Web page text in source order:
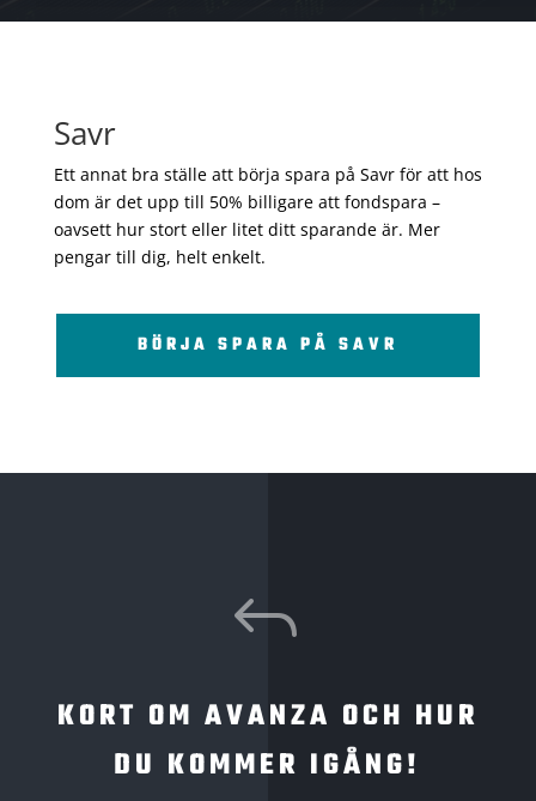
Savr
Ett annat bra ställe att börja spara på Savr för att hos
dom är det upp till 50% billigare att fondspara –
oavsett hur stort eller litet ditt sparande är. Mer
pengar till dig, helt enkelt.
BÖRJA SPARA PÅ SAVR
J
KORT OM AVANZA OCH HUR
DU KOMMER IGÅNG!